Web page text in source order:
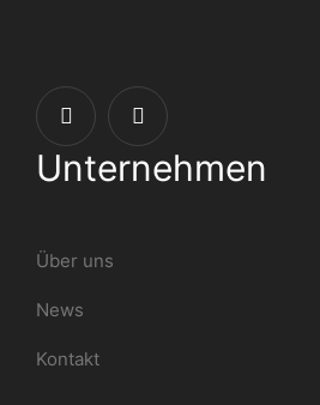
Unternehmen
Über uns
News
Kontakt